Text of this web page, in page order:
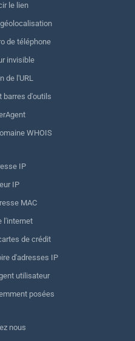
le lien
de téléphone
invisible
de l'URL
barres d'outils
WHOIS
IP
IP
MAC
l'internet
de crédit
d'adresses IP
utilisateur
posées
nous